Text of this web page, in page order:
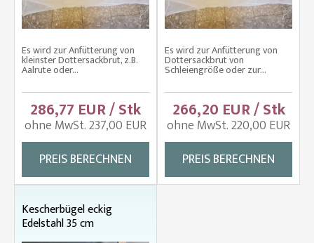
Es wird zur Anfütterung von
kleinster Dottersackbrut, z.B.
Aalrute oder...
286,77 EUR / Stk
ohne MwSt. 237,00 EUR
PREIS BERECHNEN
Es wird zur Anfütterung von
Dottersackbrut von
Schleiengröße oder zur...
266,20 EUR / Stk
ohne MwSt. 220,00 EUR
PREIS BERECHNEN
Kescherbügel eckig
Edelstahl 35 cm